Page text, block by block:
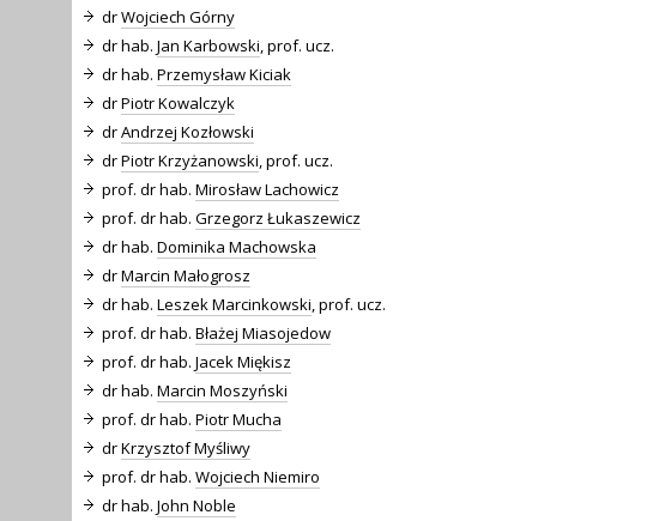
drWojciech Górny
dr hab. Jan Karbowski , prof. ucz.
dr hab. Przemysław Kiciak
drPiotr Kowalczyk
drAndrzej Kozłowski
drPiotr Krzyżanowski , prof. ucz.
prof. dr hab. Mirosław Lachowicz
prof. dr hab. Grzegorz Łukaszewicz
dr hab. Dominika Machowska
drMarcin Małogrosz
dr hab. Leszek Marcinkowski , prof. ucz.
prof. dr hab. Błażej Miasojedow
prof. dr hab. Jacek Miękisz
dr hab. Marcin Moszyński
prof. dr hab. Piotr Mucha
drKrzysztof Myśliwy
prof. dr hab. Wojciech Niemiro
dr hab. John Noble